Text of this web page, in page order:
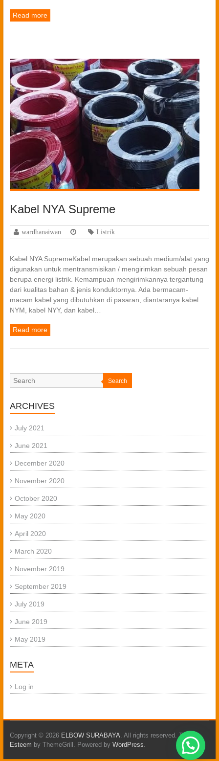
Read more
Kabel NYA Supreme
wardhanaiwan Listrik
Kabel NYA SupremeKabel merupakan sebuah medium/alat yang
digunakan untuk mentransmisikan / mengirimkan sebuah pesan
berupa energi listrik. Kemampuan mengirimkannya tergantung
dari kualitas bahan & jenis konduktornya. Ada bermacam-
macam kabel yang dibutuhkan di pasaran, diantaranya kabel
NYM, kabel NYY, dan kabel…
Read more
Search
ARCHIVES
July 2021
June 2021
December 2020
November 2020
October 2020
May 2020
April 2020
March 2020
November 2019
September 2019
July 2019
June 2019
May 2019
META
Log in
Copyright © 2026 ELBOW SURABAYA . All rights reserved. Theme:
Esteem by ThemeGrill. Powered by WordPress